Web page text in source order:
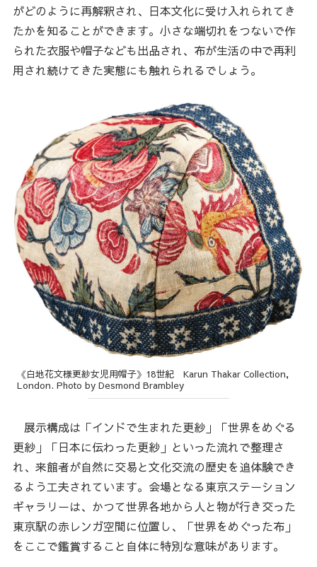
がどのように再解釈され、日本文化に受け入れられてき
たかを知ることができます。小さな端切れをつないで作
られた衣服や帽子なども出品され、布が生活の中で再利
用され続けてきた実態にも触れられるでしょう。
《白地花文様更紗女児用帽子》18世紀 Karun Thakar Collection,
London. Photo by Desmond Brambley
展示構成は「インドで生まれた更紗」「世界をめぐる
更紗」「日本に伝わった更紗」といった流れで整理さ
れ、来館者が自然に交易と文化交流の歴史を追体験でき
るよう工夫されています。会場となる東京ステーション
ギャラリーは、かつて世界各地から人と物が行き交った
東京駅の赤レンガ空間に位置し、「世界をめぐった布」
をここで鑑賞すること自体に特別な意味があります。